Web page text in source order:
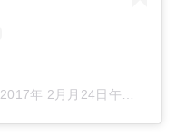
2017年 2月月24日午後5時07分PST